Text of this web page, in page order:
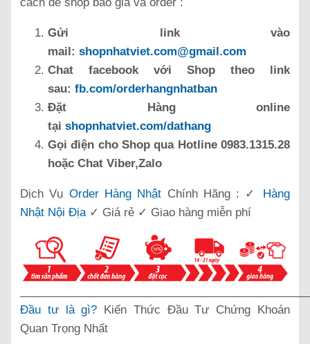
Gửi link vào
mail: shopnhatviet.com@gmail.com
Chat facebook với Shop theo link
sau: fb.com/orderhangnhatban
Đặt Hàng online
tại shopnhatviet.com/dathang
Gọi điện cho Shop qua Hotline 0983.1315.28
hoặc Chat Viber,Zalo
Dịch Vụ Order Hàng Nhật Chính Hãng : ✓ Hàng
Nhật Nội Địa✓ Giá rẻ ✓ Giao hàng miễn phí
Đầu tư là gì? Kiến Thức Đầu Tư Chứng Khoán
Quan Trọng Nhất